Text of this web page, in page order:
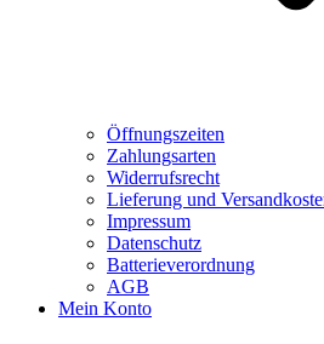
Öffnungszeiten
Zahlungsarten
Widerrufsrecht
Lieferung und
Impressum
Datenschutz
Batterieverordnung
AGB
Mein Konto